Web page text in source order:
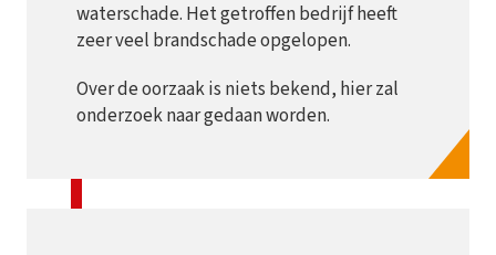
waterschade. Het getroffen bedrijf heeft
zeer veel brandschade opgelopen.
Over de oorzaak is niets bekend, hier zal
onderzoek naar gedaan worden.